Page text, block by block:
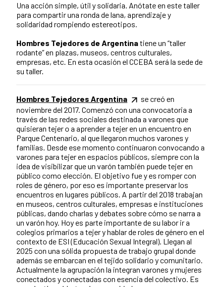
Una acción simple, útil y solidaria. Anótate en este taller
para compartir una ronda de lana, aprendizaje y
solidaridad rompiendo estereotipos.
Hombres Tejedores de Argentinatiene un “taller
rodante” en plazas, museos, centros culturales,
empresas, etc. En esta ocasión el CCEBA será la sede de
su taller.
Hombres Tejedores Argentina
se creó en
noviembre del 2017. Comenzó con una convocatoria a
través de las redes sociales destinada a varones que
quisieran tejer o a aprender a tejer en un encuentro en
Parque Centenario, al que llegaron muchos varones y
familias. Desde ese momento continuaron convocando a
varones para tejer en espacios públicos, siempre con la
idea de visibilizar que un varón también puede tejer en
público como elección. El objetivo fue y es romper con
roles de género, por eso es importante preservar los
encuentros en lugares públicos. A partir del 2018 trabajan
en museos, centros culturales, empresas e instituciones
públicas, dando charlas y debates sobre cómo se narra a
un varón hoy. Hoy es parte importante de su labor ir a
colegios primarios a tejer y hablar de roles de género en el
contexto de ESI (Educación Sexual Integral). Llegan al
2025 con una sólida propuesta de trabajo grupal donde
además se embarcan en el tejido solidario y comunitario.
Actualmente la agrupación la integran varones y mujeres
conectados y conectadas con esencia del colectivo. Es